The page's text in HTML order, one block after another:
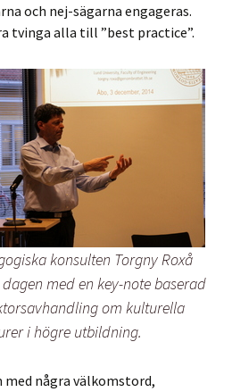
och nej-sägarna engageras.
tvinga alla till ”best practice”.
konsulten Torgny Roxå
med en key-note baserad
om kulturella
i högre utbildning.
några välkomstord,